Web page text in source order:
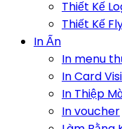
Thiết Kế
Thiết Kế
In Ấn
In menu
In Card
In Thiệp
In voucher